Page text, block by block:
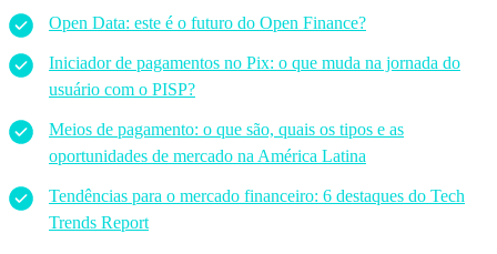
Open Data: este é o futuro do Open Finance?
Iniciador de pagamentos no Pix: o que muda na jornada do
usuário com o PISP?
Meios de pagamento: o que são, quais os tipos e as
oportunidades de mercado na América Latina
Tendências para o mercado financeiro: 6 destaques do Tech
Trends Report